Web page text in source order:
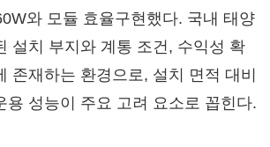
와 모듈 효율구현했다. 국내 태양
설치 부지와 계통 조건, 수익성 확
존재하는 환경으로, 설치 면적 대비
용 성능이 주요 고려 요소로 꼽힌다.